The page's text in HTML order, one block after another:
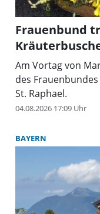
Frauenbund
Am Vortag von
des
St. Raphael.
04.08.2026 17:09 Uhr
BAYERN